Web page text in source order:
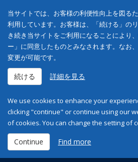
当サイトでは、お客様の利便性向上を図る
利用しています。お客様は、「続ける」の
き続き当サイトをご利用になることにより
ー」に同意したものとみなされます。なお
変更が可能です。
続ける 詳細を見る
We use cookies to enhance your
clicking "continue" or continue using our
of cookies. You can change the setting of
Continue Find more